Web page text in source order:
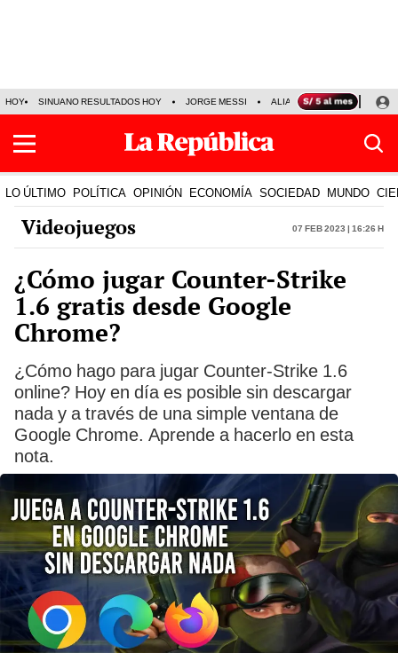
HOY SINUANO RESULTADOS HOY JORGE MESSI ALIANZA LIMA VS SPORT
LO ÚLTIMO POLÍTICA OPINIÓN ECONOMÍA SOCIEDAD MUNDO
Videojuegos 07 Feb 2023 | 16:26 h
¿Cómo jugar Counter-Strike
1.6 gratis desde Google
Chrome?
¿Cómo hago para jugar Counter-Strike 1.6
online? Hoy en día es posible sin descargar
nada y a través de una simple ventana de
Google Chrome. Aprende a hacerlo en esta
nota.